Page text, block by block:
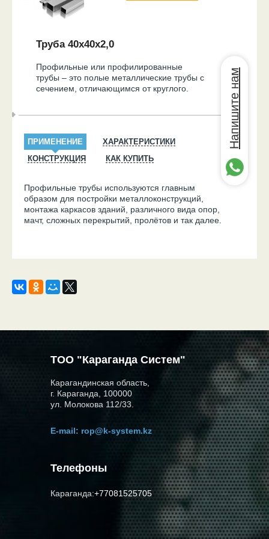
Труба 40х40х2,0
Профильные или профилированные
трубы – это полые металлические трубы с
сечением, отличающимся от круглого.
ПРИМЕНЕНИЕ
ХАРАКТЕРИСТИКИ
КОНСТРУКЦИЯ
КАК КУПИТЬ
Профильные трубы используются главным
образом для постройки металлоконструкций,
монтажа каркасов зданий, различного вида опор,
мачт, сложных перекрытий, пролётов и так далее.
ТОО "Караганда Систем"
Карагандинская область,
г. Караганда, 100000
ул. Молокова 112/33.
E-mail: rop@k-system.kz
Телефоны
Караганда:+77081525705
Напишите нам